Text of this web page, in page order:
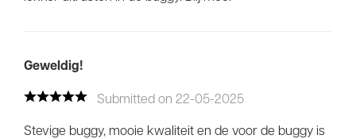
Geweldig!
Submitted on 22-05-2025
Stevige buggy, mooie kwaliteit en de voor de buggy is